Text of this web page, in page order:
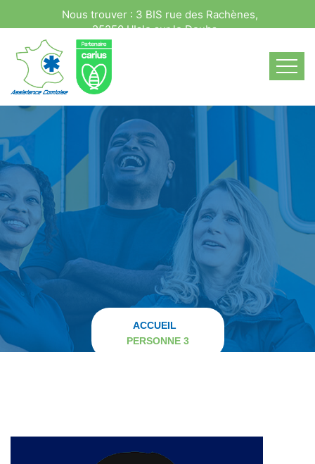
ACCUEIL
PERSONNE 3
Nous trouver : 3 BIS rue des Rachènes,
25250 L'Isle sur le Doubs